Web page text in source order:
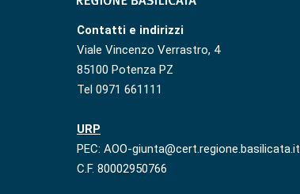
Contatti e indirizzi
Viale Vincenzo Verrastro, 4
85100 Potenza PZ
Tel 0971 661111
URP
PEC: AOO-giunta@cert.regione.basilicata.it
C.F. 80002950766